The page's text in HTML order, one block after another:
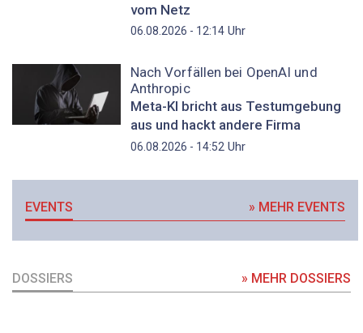
vom Netz
06.08.2026 - 12:14Uhr
Nach Vorfällen bei OpenAI und
Anthropic
Meta-KI bricht aus Testumgebung
aus und hackt andere Firma
06.08.2026 - 14:52 Uhr
EVENTS » MEHR EVENTS
DOSSIERS » MEHR DOSSIERS